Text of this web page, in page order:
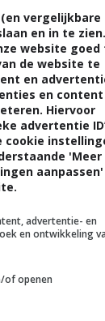
dan
dat
Maar
Het lijkt
gezegd
kerst
vergelijkbare
en in te zien.
website goed
de website te
en
en
Hiervoor
advertentie
cookie
'Meer
aanpassen'
advertentie- en
en ontwikkeling
of openen